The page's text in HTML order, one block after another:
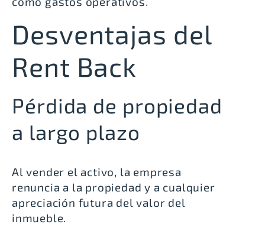
Desventajas del
Rent Back
Pérdida de propiedad
a largo plazo
Al vender el activo, la empresa
renuncia a la propiedad y a cualquier
apreciación futura del valor del
inmueble.